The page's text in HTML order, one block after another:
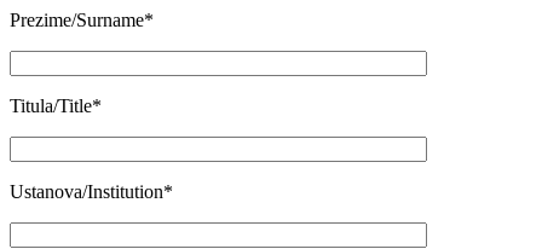
Prezime/Surname*
Titula/Title*
Ustanova/Institution*